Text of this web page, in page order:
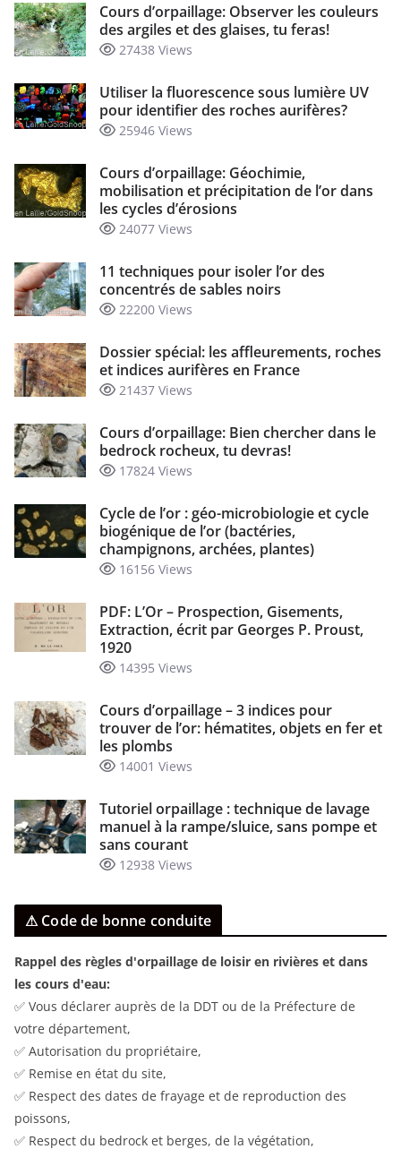
Cours d’orpaillage: Observer les couleurs
des argiles et des glaises, tu feras!
27438 Views
Utiliser la fluorescence sous lumière UV
pour identifier des roches aurifères?
25946 Views
Cours d’orpaillage: Géochimie,
mobilisation et précipitation de l’or dans
les cycles d’érosions
24077 Views
11 techniques pour isoler l’or des
concentrés de sables noirs
22200 Views
Dossier spécial: les affleurements, roches
et indices aurifères en France
21437 Views
Cours d’orpaillage: Bien chercher dans le
bedrock rocheux, tu devras!
17824 Views
Cycle de l’or : géo-microbiologie et cycle
biogénique de l’or (bactéries,
champignons, archées, plantes)
16156 Views
PDF: L’Or – Prospection, Gisements,
Extraction, écrit par Georges P. Proust,
1920
14395 Views
Cours d’orpaillage – 3 indices pour
trouver de l’or: hématites, objets en fer et
les plombs
14001 Views
Tutoriel orpaillage : technique de lavage
manuel à la rampe/sluice, sans pompe et
sans courant
12938 Views
⚠ Code de bonne conduite
Rappel des règles d'orpaillage de loisir en rivières et dans
les cours d'eau:
✅ Vous déclarer auprès de la DDT ou de la Préfecture de
votre département,
✅ Autorisation du propriétaire,
✅ Remise en état du site,
✅ Respect des dates de frayage et de reproduction des
poissons,
✅ Respect du bedrock et berges, de la végétation,